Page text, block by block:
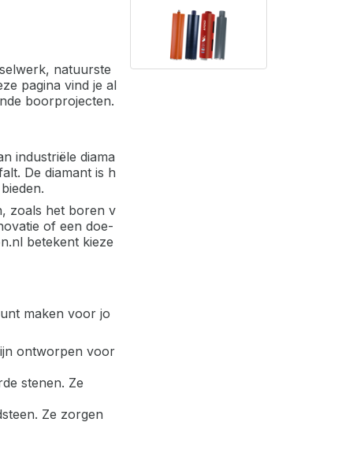
natuurste
pagina vind je al
boorprojecten.
industriële diama
De diamant is h
zoals het boren v
of een doe-
betekent kieze
maken voor jo
ontworpen voor
stenen. Ze
Ze zorgen